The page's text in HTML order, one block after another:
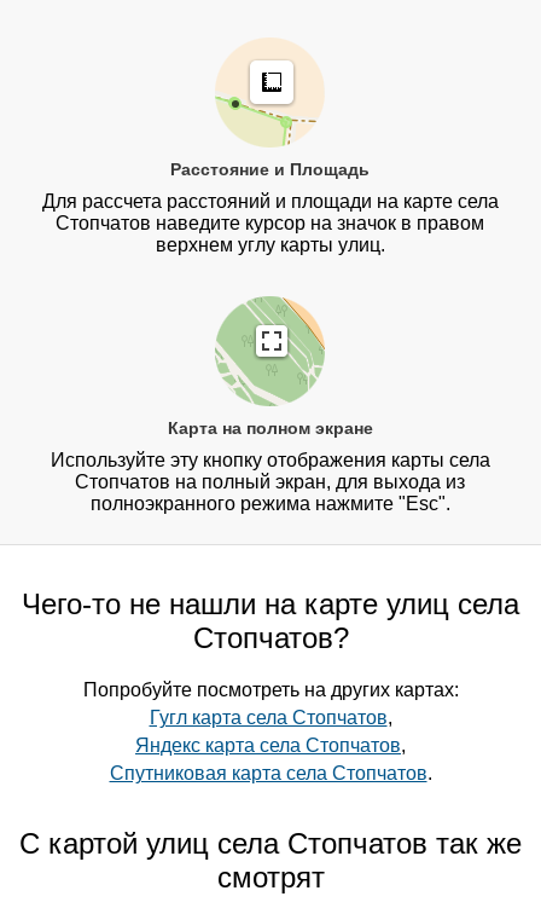
Расстояние и Площадь
Для рассчета расстояний и площади на карте села
Стопчатов наведите курсор на значок в правом
верхнем углу карты улиц.
Карта на полном экране
Используйте эту кнопку отображения карты села
Стопчатов на полный экран, для выхода из
полноэкранного режима нажмите "Esc".
Чего-то не нашли на карте улиц села
Стопчатов?
Попробуйте посмотреть на других картах:
Гугл карта села Стопчатов,
Яндекс карта села Стопчатов,
Спутниковая карта села Стопчатов.
С картой улиц села Стопчатов так же
смотрят